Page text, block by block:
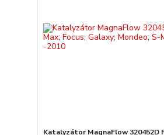
Katalyzátor MagnaFlow 320452D